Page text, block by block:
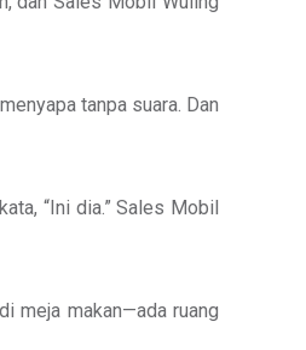
tanpa suara. Dan
“Ini dia.” Sales Mobil
meja makan—ada ruang